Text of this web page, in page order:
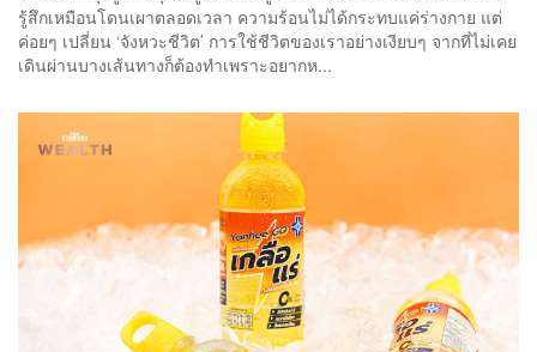
รู้สึกเหมือนโดนเผาตลอดเวลา ความร้อนไม่ได้กระทบแค่ร่างกาย แต่
ค่อยๆ เปลี่ยน ‘จังหวะชีวิต’ การใช้ชีวิตของเราอย่างเงียบๆ จากที่ไม่เคย
เดินผ่านบางเส้นทางก็ต้องทำเพราะอยากห...